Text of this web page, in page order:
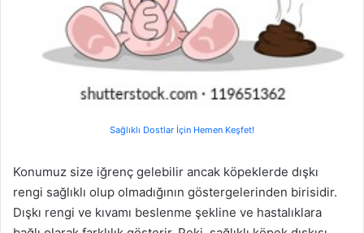
Sağlıklı Dostlar İçin Hemen Keşfet!
Konumuz size iğrenç gelebilir ancak köpeklerde dışkı
rengi sağlıklı olup olmadığının göstergelerinden birisidir.
Dışkı rengi ve kıvamı beslenme şekline ve hastalıklara